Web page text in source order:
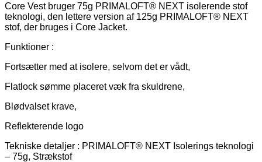
Core Vest bruger 75g PRIMALOFT® NEXT isolerende stof
teknologi, den lettere version af 125g PRIMALOFT® NEXT
stof, der bruges i Core Jacket.
Funktioner :
Fortsætter med at isolere, selvom det er vådt,
Flatlock sømme placeret væk fra skuldrene,
Blødvalset krave,
Reflekterende logo
Tekniske detaljer : PRIMALOFT® NEXT Isolerings teknologi
– 75g, Strækstof